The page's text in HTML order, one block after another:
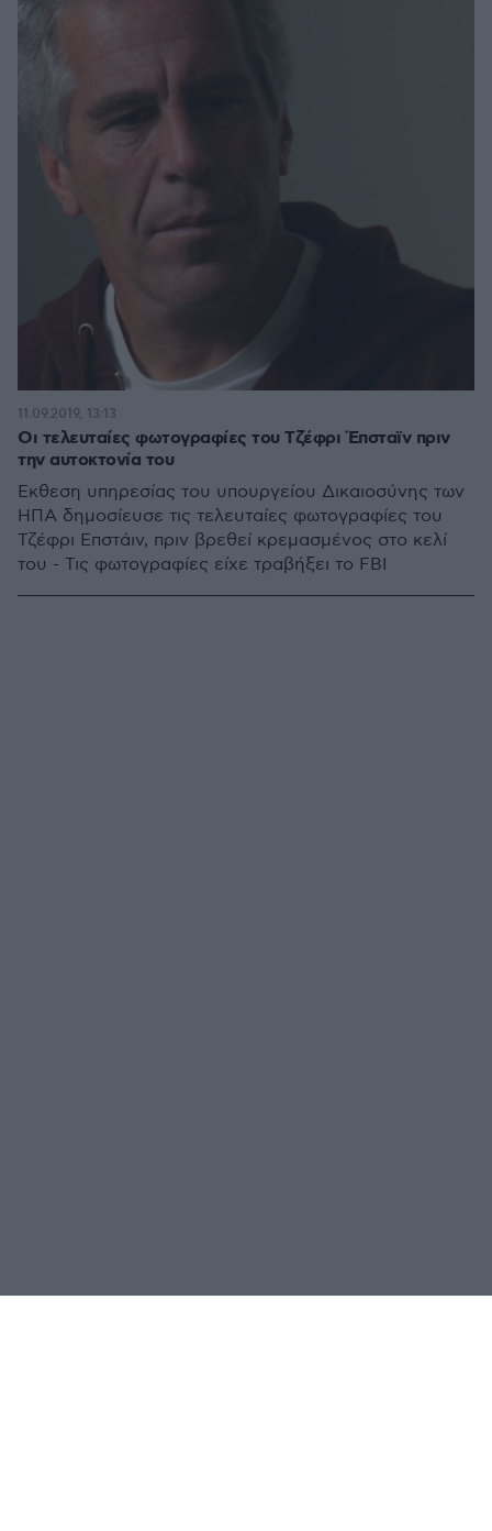
Οι τελευταίες φωτογραφίες του Τζέφρι Έπσταϊν πριν
την αυτοκτονία του
Έκθεση υπηρεσίας του υπουργείου Δικαιοσύνης των
ΗΠΑ δημοσίευσε τις τελευταίες φωτογραφίες του
Τζέφρι Επστάιν, πριν βρεθεί κρεμασμένος στο κελί
του - Τις φωτογραφίες είχε τραβήξει το FBI
11.09.2019, 13:13